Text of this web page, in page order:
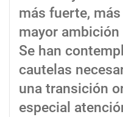
más fuerte,
mayor
Se han
cautelas
una transición
especial